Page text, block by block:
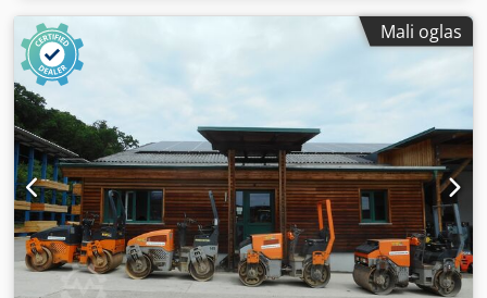
Mali oglas